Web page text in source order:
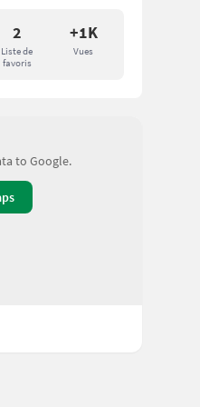
2
Liste de
favoris
+1K
Vues
to Google.